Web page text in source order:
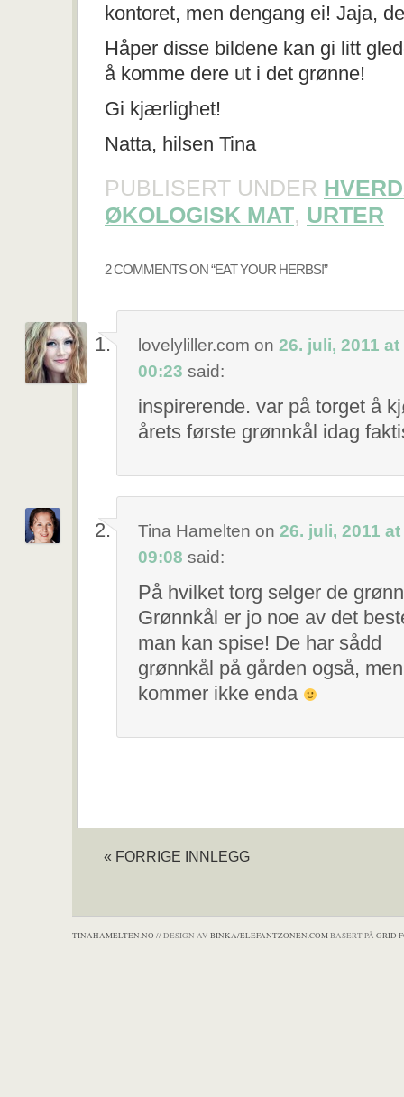
kontoret, men dengang ei! Jaja,
Håper disse bildene kan gi litt
å komme dere ut i det grønne!
Gi kjærlighet!
Natta, hilsen Tina
PUBLISERT UNDER
ØKOLOGISK MAT, URTER
2 COMMENTS ON “EAT YOUR HERBS!”
lovelyliller.com on 26. juli, 2011 at
00:23 said:
inspirerende. var på torget å
årets første grønnkål idag
Tina Hamelten on 26. juli, 2011 at
09:08 said:
På hvilket torg selger de
Grønnkål er jo noe av det
man kan spise! De har sådd
grønnkål på gården også,
kommer ikke enda
« FORRIGE INNLEGG
TINAHAMELTEN.NO // DESIGN AV BINKA/ELEFANTZONEN.COMBASERT PÅ GRID